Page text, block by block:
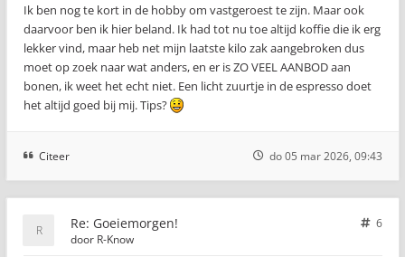
Ik ben nog te kort in de hobby om vastgeroest te zijn. Maar ook
daarvoor ben ik hier beland. Ik had tot nu toe altijd koffie die ik erg
lekker vind, maar heb net mijn laatste kilo zak aangebroken dus
moet op zoek naar wat anders, en er is ZO VEEL AANBOD aan
bonen, ik weet het echt niet. Een licht zuurtje in de espresso doet
het altijd goed bij mij. Tips?
Citeer do 05 mar 2026, 09:43
Re: Goeiemorgen!
6
door R-Know